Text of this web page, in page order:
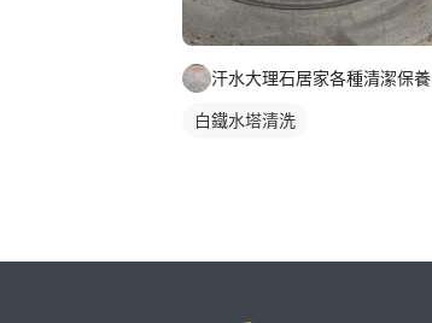
汗水大理石居家各種清潔保養
白鐵水塔清洗